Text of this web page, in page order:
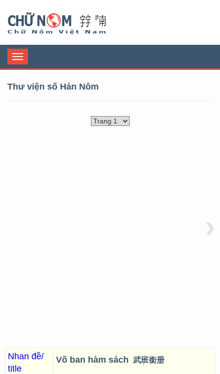
Toggle
navigation
Thư viện số Hán Nôm
›
Nhan đề/
title
Võ ban hàm sách 武班銜册